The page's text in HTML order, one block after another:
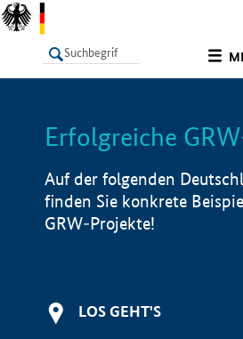
LISTE
Erfolgreiche
Auf der folgenden
finden Sie konkrete
GRW-Projekte!
LOS GEHT'S